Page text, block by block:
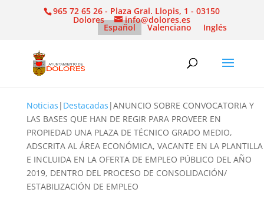
965 72 65 26 - Plaza Gral. Llopis, 1 - 03150
Dolores info@dolores.es
Español Valenciano Inglés
Noticias | Destacadas |ANUNCIO SOBRE CONVOCATORIA Y
LAS BASES QUE HAN DE REGIR PARA PROVEER EN
PROPIEDAD UNA PLAZA DE TÉCNICO GRADO MEDIO,
ADSCRITA AL ÁREA ECONÓMICA, VACANTE EN LA PLANTILLA
E INCLUIDA EN LA OFERTA DE EMPLEO PÚBLICO DEL AÑO
2019, DENTRO DEL PROCESO DE CONSOLIDACIÓN/
ESTABILIZACIÓN DE EMPLEO